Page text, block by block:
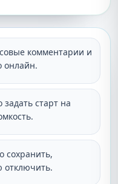
комментарии и
онлайн.
старт на
сохранить,
отключить.